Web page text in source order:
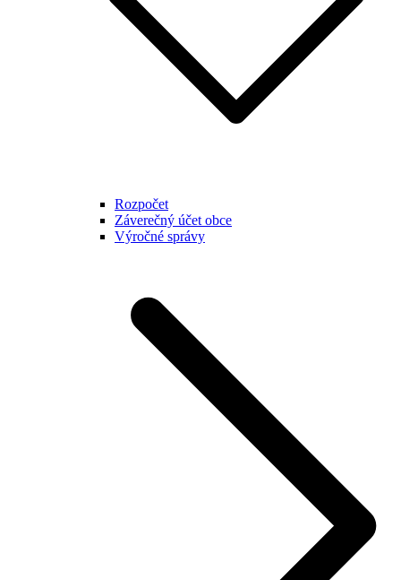
Rozpočet
Záverečný účet obce
Výročné správy